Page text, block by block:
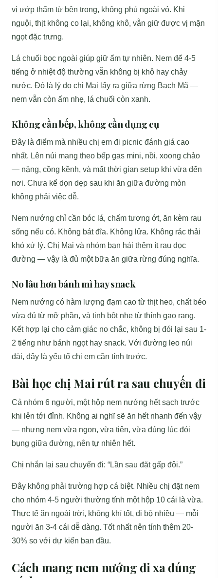
vị ướp thấm từ bên trong, không phủ ngoài vỏ. Khi
nguội, thịt không co lại, không khô, vẫn giữ được vị mặn
ngọt đặc trưng.
Lá chuối bọc ngoài giúp giữ ẩm tự nhiên. Nem để 4-5
tiếng ở nhiệt độ thường vẫn không bị khô hay chảy
nước. Đó là lý do chị Mai lấy ra giữa rừng Bạch Mã —
nem vẫn còn ấm nhẹ, lá chuối còn xanh.
Không cần bếp, không cần dụng cụ
Đây là điểm mà nhiều chị em đi picnic đánh giá cao
nhất. Lên núi mang theo bếp gas mini, nồi, xoong chảo
— nặng, cồng kềnh, và mất thời gian setup khi vừa đến
nơi. Chưa kể dọn dẹp sau khi ăn giữa đường mòn
không phải việc dễ.
Nem nướng chỉ cần bóc lá, chấm tương ớt, ăn kèm rau
sống nếu có. Không bát đĩa. Không lửa. Không rác thải
khó xử lý. Chị Mai và nhóm bạn hái thêm ít rau dọc
đường — vậy là đủ một bữa ăn giữa rừng đúng nghĩa.
No lâu hơn bánh mì hay snack
Nem nướng có hàm lượng đạm cao từ thịt heo, chất béo
vừa đủ từ mỡ phần, và tinh bột nhẹ từ thính gạo rang.
Kết hợp lại cho cảm giác no chắc, không bị đói lại sau 1-
2 tiếng như bánh ngọt hay snack. Với đường leo núi
dài, đây là yếu tố chị em cần tính trước.
Bài học chị Mai rút ra sau chuyến đi
Cả nhóm 6 người, một hộp nem nướng hết sạch trước
khi lên tới đỉnh. Không ai nghĩ sẽ ăn hết nhanh đến vậy
— nhưng nem vừa ngon, vừa tiện, vừa đúng lúc đói
bụng giữa đường, nên tự nhiên hết.
Chị nhắn lại sau chuyến đi: “Lần sau đặt gấp đôi.”
Đây không phải trường hợp cá biệt. Nhiều chị đặt nem
cho nhóm 4-5 người thường tính một hộp 10 cái là vừa.
Thực tế ăn ngoài trời, không khí tốt, đi bộ nhiều — mỗi
người ăn 3-4 cái dễ dàng. Tốt nhất nên tính thêm 20-
30% so với dự kiến ban đầu.
Cách mang nem nướng đi xa đúng